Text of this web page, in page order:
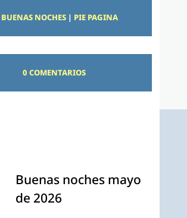
BUENAS NOCHES| PIE PAGINA
0 COMENTARIOS
Buenas noches mayo
de 2026